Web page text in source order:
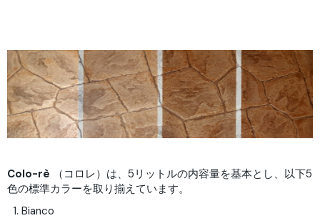
Colo-rè （コロレ）は、5リットルの内容量を基本とし、以下5
色の標準カラーを取り揃えています。
Bianco